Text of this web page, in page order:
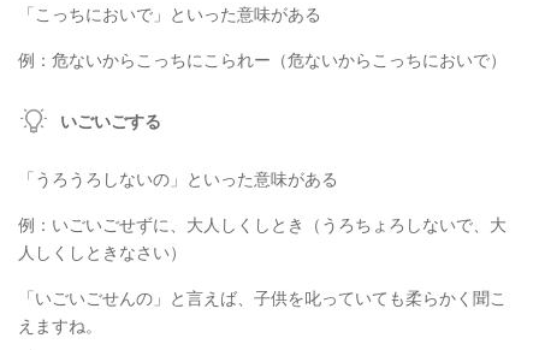
「こっちにおいで」といった意味がある
例：危ないからこっちにこられー（危ないからこっちにおいで）
いごいごする
「うろうろしないの」といった意味がある
例：いごいごせずに、大人しくしとき（うろちょろしないで、大
人しくしときなさい）
「いごいごせんの」と言えば、子供を叱っていても柔らかく聞こ
えますね。